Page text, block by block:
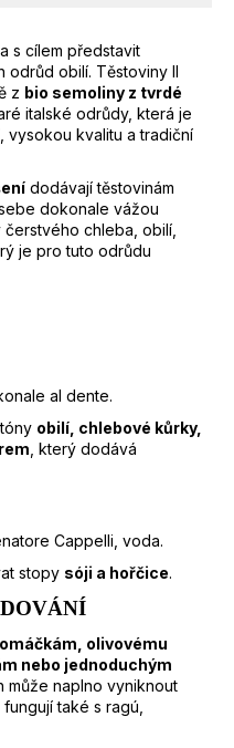
s cílem představit
odrůd obilí. Těstoviny Il
z bio semoliny z tvrdé
italské odrůdy, která je
vysokou kvalitu a tradiční
dodávají těstovinám
dokonale vážou
chleba, obilí,
je pro tuto odrůdu
al dente.
obilí, chlebové kůrky,
, který dodává
Cappelli, voda.
stopy sóji a hořčice.
olivovému
nebo jednoduchým
může naplno vyniknout
také s ragú,